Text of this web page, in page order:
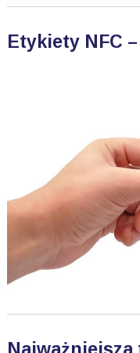
Etykiety NFC